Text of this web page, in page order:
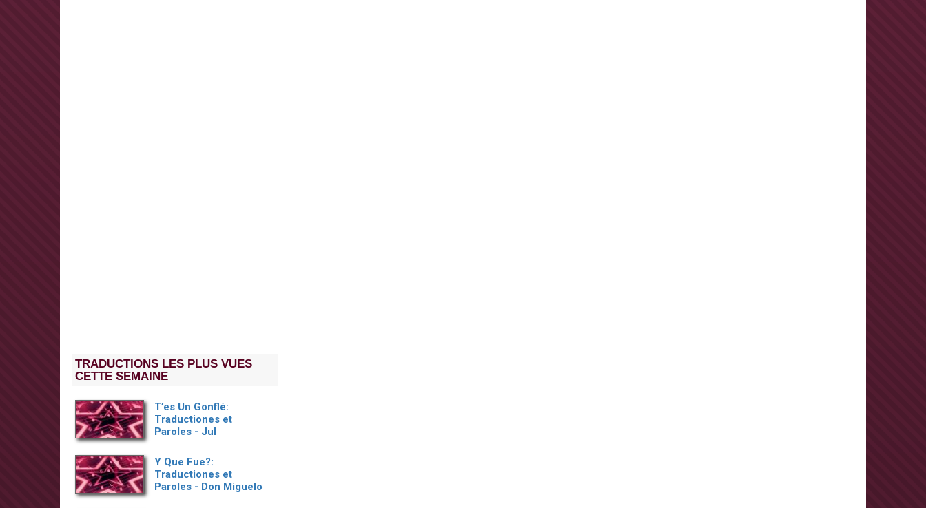
TRADUCTIONS LES PLUS VUES
CETTE SEMAINE
T’es Un Gonflé:
Traductiones et
Paroles - Jul
Y Que Fue?:
Traductiones et
Paroles - Don Miguelo